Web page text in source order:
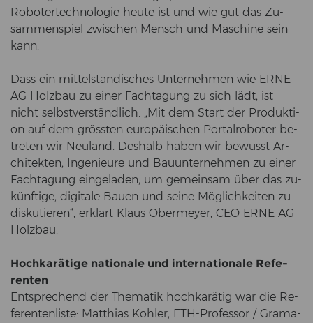
Ro­bo­ter­tech­no­lo­gie heute ist und wie gut das Zu­
sam­men­spiel zwi­schen Mensch und Ma­schi­ne sein
kann.
Dass ein mit­tel­stän­di­sches Un­ter­neh­men wie ERNE
AG Holz­bau zu einer Fach­ta­gung zu sich lädt, ist
nicht selbst­ver­ständ­lich. „Mit dem Start der Pro­duk­ti­
on auf dem gröss­ten eu­ro­päi­schen Por­tal­ro­bo­ter be­
tre­ten wir Neu­land. Des­halb haben wir be­wusst Ar­
chi­tek­ten, In­ge­nieu­re und Bau­un­ter­neh­men zu einer
Fach­ta­gung ein­ge­la­den, um ge­mein­sam über das zu­
künf­ti­ge, di­gi­ta­le Bauen und seine Mög­lich­kei­ten zu
dis­ku­tie­ren“, er­klärt Klaus Ober­mey­er, CEO ERNE AG
Holz­bau.
Hoch­ka­rä­ti­ge na­tio­na­le und in­ter­na­tio­na­le Re­fe­
ren­ten
Ent­spre­chend der The­ma­tik hoch­ka­rä­tig war die Re­
fe­ren­ten­lis­te: Mat­thi­as Koh­ler, ETH-​Professor / Grama­